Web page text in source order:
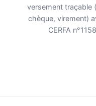
versement traçable
chèque, virement)
CERFA